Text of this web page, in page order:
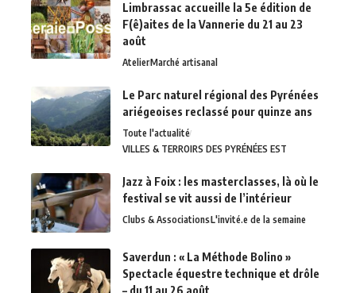
Limbrassac accueille la 5e édition de
F(ê)aites de la Vannerie du 21 au 23
août
AtelierMarché artisanal
Le Parc naturel régional des Pyrénées
ariégeoises reclassé pour quinze ans
Toute l'actualité
VILLES & TERROIRS DES PYRÉNÉES EST
Jazz à Foix : les masterclasses, là où le
festival se vit aussi de l’intérieur
Clubs & AssociationsL'invité.e de la semaine
Saverdun : « La Méthode Bolino »
Spectacle équestre technique et drôle